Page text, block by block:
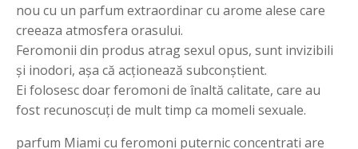
nou cu un parfum extraordinar cu arome alese care
creeaza atmosfera orasului.
Feromonii din produs atrag sexul opus, sunt invizibili
și inodori, așa că acționează subconștient.
Ei folosesc doar feromoni de înaltă calitate, care au
fost recunoscuți de mult timp ca momeli sexuale.
parfum Miami cu feromoni puternic concentrati are